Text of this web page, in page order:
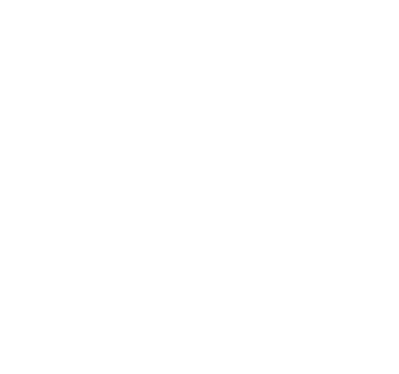
zu 7 Metern erfasst. Was grobe
messen, wodurch eine Steuerung in